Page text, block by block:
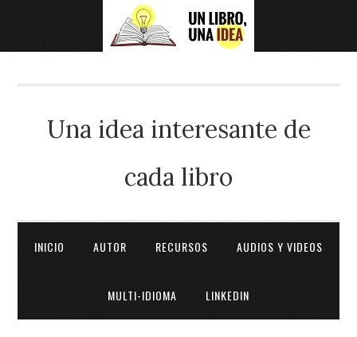
Una idea interesante de
cada libro
INICIO AUTOR RECURSOS AUDIOS Y VIDEOS
MULTI-IDIOMA LINKEDIN